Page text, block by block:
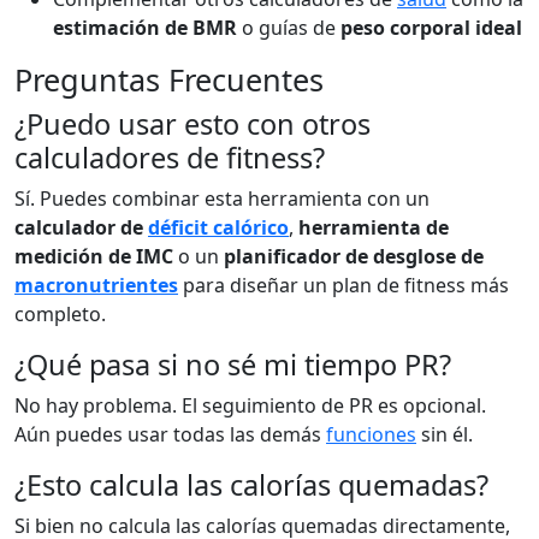
estimación de BMR o guías de peso corporal ideal
Preguntas Frecuentes
¿Puedo usar esto con otros
calculadores de fitness?
Sí. Puedes combinar esta herramienta con un
calculador dedéficit calórico, herramienta de
medición de IMC o un planificador de desglose de
macronutrientes para diseñar un plan de fitness más
completo.
¿Qué pasa si no sé mi tiempo PR?
No hay problema. El seguimiento de PR es opcional.
Aún puedes usar todas las demás funciones sin él.
¿Esto calcula las calorías quemadas?
Si bien no calcula las calorías quemadas directamente,